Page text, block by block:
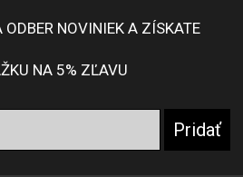
ODBER NOVINIEK A ZÍSKATE
NA 5% ZĽAVU